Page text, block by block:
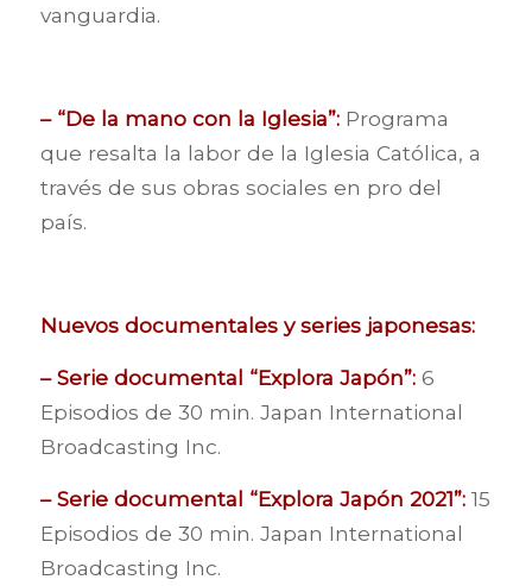
vanguardia.
– “De la mano con la Iglesia”:Programa
que resalta la labor de la Iglesia Católica, a
través de sus obras sociales en pro del
país.
Nuevos documentales y series japonesas:
– Serie documental “Explora Japón”:6
Episodios de 30 min. Japan International
Broadcasting Inc.
– Serie documental “Explora Japón 2021”:15
Episodios de 30 min. Japan International
Broadcasting Inc.